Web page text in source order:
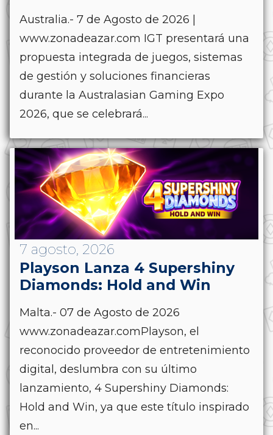
Australia.- 7 de Agosto de 2026 |
www.zonadeazar.com IGT presentará una
propuesta integrada de juegos, sistemas
de gestión y soluciones financieras
durante la Australasian Gaming Expo
2026, que se celebrará...
7 agosto, 2026
Playson Lanza 4 Supershiny
Diamonds: Hold and Win
Malta.- 07 de Agosto de 2026
www.zonadeazar.comPlayson, el
reconocido proveedor de entretenimiento
digital, deslumbra con su último
lanzamiento, 4 Supershiny Diamonds:
Hold and Win, ya que este título inspirado
en...